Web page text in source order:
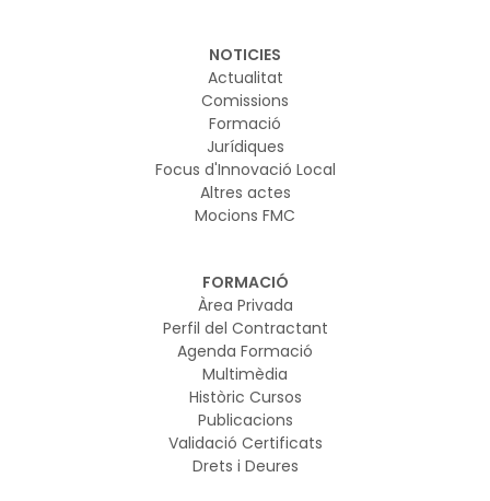
NOTICIES
Actualitat
Comissions
Formació
Jurídiques
Focus d'Innovació Local
Altres actes
Mocions FMC
FORMACIÓ
Àrea Privada
Perfil del Contractant
Agenda Formació
Multimèdia
Històric Cursos
Publicacions
Validació Certificats
Drets i Deures